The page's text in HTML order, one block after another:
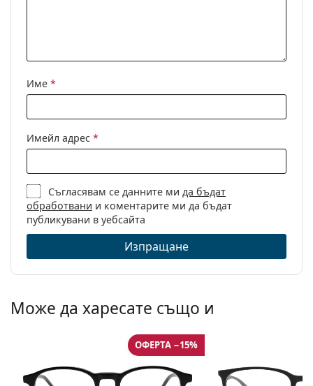
Име *
Имейл адрес *
Съгласявам се данните мида бъдат
обработвани и коментарите ми да бъдат
публикувани в уебсайта
Изпращане
Може да харесате също и
ОФЕРТА −15%